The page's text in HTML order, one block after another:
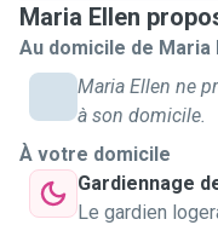
your cherished
you tranquility during
Maria Ellen
Au domicile de Maria
Maria Ellen ne
à son domicile.
À votre domicile
Gardiennage
Le gardien